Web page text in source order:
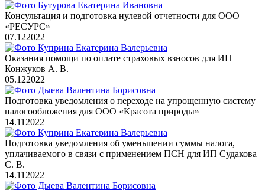
Консультация и подготовка нулевой отчетности для ООО
«РЕСУРС»
07.122022
Оказания помощи по оплате страховых взносов для ИП
Конжуков А. В.
05.122022
Подготовка уведомления о переходе на упрощенную систему
налогообложения для ООО «Красота природы»
14.11 2022
Подготовка уведомления об уменьшении суммы налога,
уплачиваемого в связи с применением ПСН для ИП Судакова
С. В.
14.11 2022